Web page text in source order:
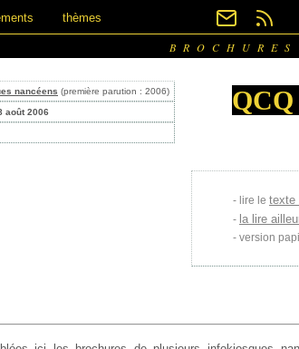
thèmes
BROCHURES
nancéens (première parution : 2006)
août 2006
lire le texte
la lire
version